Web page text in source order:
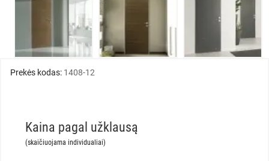
Prekės kodas: 1408-12
Kaina pagal užklausą
(skaičiuojama individualiai)